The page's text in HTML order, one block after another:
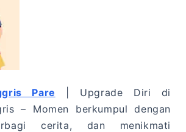
Pare | Upgrade Diri di
– Momen berkumpul dengan
cerita, dan menikmati